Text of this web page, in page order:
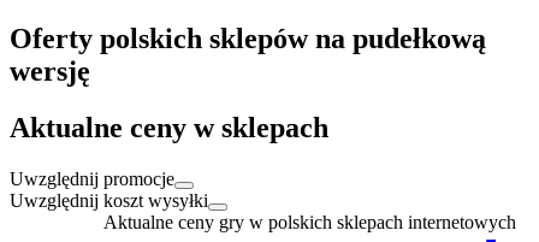
Oferty polskich sklepów na pudełkową
wersję
Aktualne ceny w sklepach
Uwzględnij promocje
Uwzględnij koszt wysyłki
Aktualne ceny gry w polskich sklepach internetowych